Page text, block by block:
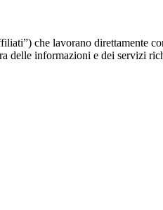
che lavorano direttamente
delle informazioni e dei servizi